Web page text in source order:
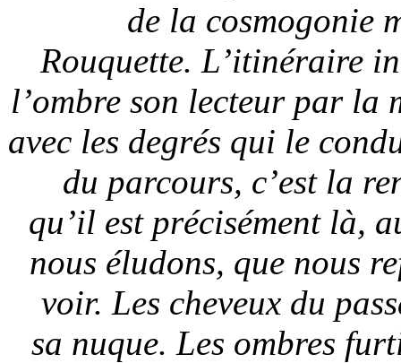
de la cosmogonie
Rouquette. L’itinéraire
l’ombre son lecteur par la
avec les degrés qui le
du parcours, c’est la
qu’il est précisément là,
nous éludons, que nous
voir. Les cheveux du
sa nuque. Les ombres